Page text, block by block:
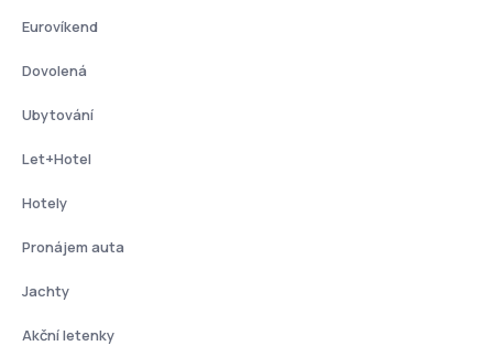
Eurovíkend
Dovolená
Ubytování
Let+Hotel
Hotely
Pronájem auta
Jachty
Akční letenky